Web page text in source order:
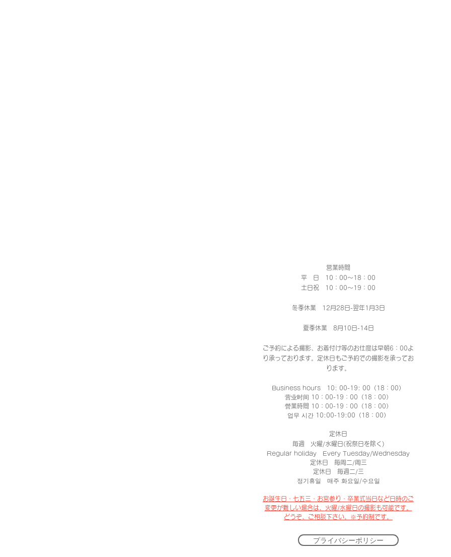
営業時間
平 日 10：00～18：00​
土日祝 10：00～19：00
冬季休業 12月28日-翌年1月3日
夏季休業 8月10日-14日
ご予約による撮影、お着付け等のお仕度は早朝6：00よ
り承っております。定休日もご予約での撮影を承ってお
ります。
Business hours 10: 00-19: 00（18：00）
营业时间 10：00-19：00（18：00）
營業時間 10：00-19：00（18：00）
업무 시간 10:00-19:00（18：00）
定休日
毎週 火曜/水曜日(祝祭日を除く)
Regular holiday Every Tuesday/Wednesday
定休日 每周二/周三
定休日 每週二/三
정기휴일 매주 화요일/수요일
​お誕生日・七五三・お宮参り・卒業式当日など日時のご
変更が難しい場合は、
火曜/水曜日の撮影も可能です。
​どうぞ、 ご相談下さい。※予約制です。
プライバシーポリシー